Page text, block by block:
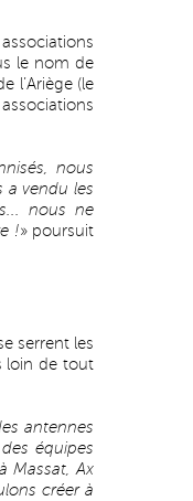
le nom de
l’Ariège (le
nous
a vendu les
nous ne
!» poursuit
serrent les
loin de tout
antennes
équipes
Massat, Ax
créer à